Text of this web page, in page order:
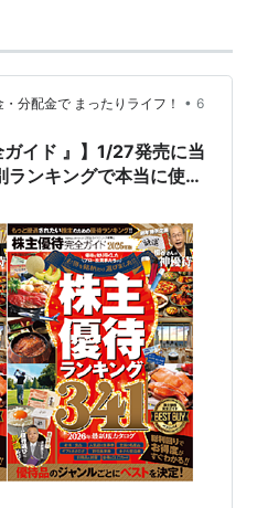
分配金で まったりライフ！ • 6
ガイド 』】1/27発売に当
ンキングで本当に使え
てみてください！